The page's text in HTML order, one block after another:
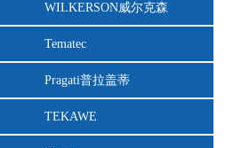
WILKERSON威尔克森
Tematec
Pragati普拉盖蒂
TEKAWE